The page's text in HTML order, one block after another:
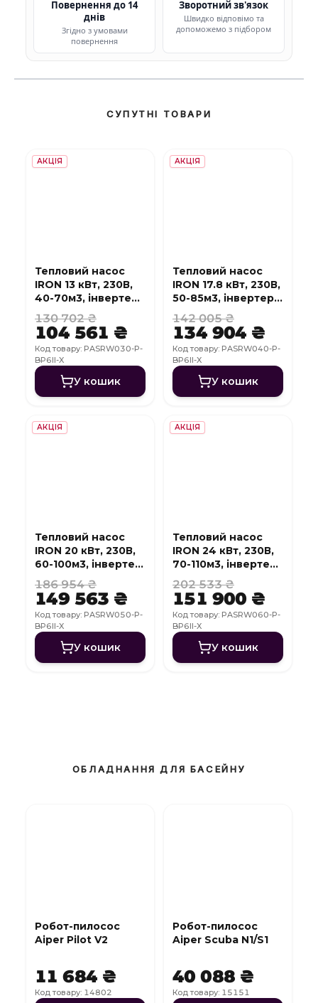
Повернення до 14
днів
Згідно з умовами
повернення
Зворотний зв'язок
Швидко відповімо та
допоможемо з підбором
СУПУТНІ ТОВАРИ
АКЦІЯ
Тепловий насос
IRON 13 кВт, 230В,
40-70м3, інвертер,
з охолодженням,
WI-FI
130 702 ₴
104 561 ₴
Код товару: PASRW030-P-
BP6II-X
У кошик
АКЦІЯ
Тепловий насос
IRON 17.8 кВт, 230В,
50-85м3, інвертер,
з охолодженням,
WI-FI
142 005 ₴
134 904 ₴
Код товару: PASRW040-P-
BP6II-X
У кошик
АКЦІЯ
Тепловий насос
IRON 20 кВт, 230В,
60-100м3, інвертер,
з охолодженням,
WI-FI
186 954 ₴
149 563 ₴
Код товару: PASRW050-P-
BP6II-X
У кошик
АКЦІЯ
Тепловий насос
IRON 24 кВт, 230В,
70-110м3, інвертер,
з охолодженням,
WI-FI
202 533 ₴
151 900 ₴
Код товару: PASRW060-P-
BP6II-X
У кошик
ОБЛАДНАННЯ ДЛЯ БАСЕЙНУ
Робот-пилосос
Aiper Pilot V2
11 684 ₴
Код товару: 14802
Робот-пилосос
Aiper Scuba N1/S1
40 088 ₴
Код товару: 15151